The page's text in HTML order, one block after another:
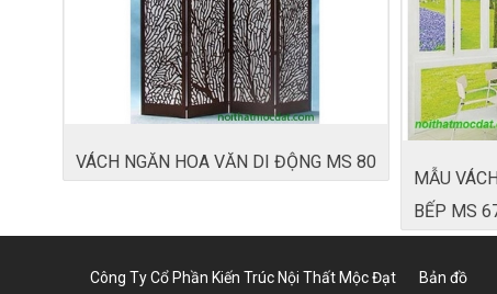
VÁCH NGĂN HOA VĂN DI ĐỘNG MS 80
MẪU
BẾP MS
Công Ty Cổ Phần Kiến Trúc Nội Thất Mộc Đạt Bản đồ